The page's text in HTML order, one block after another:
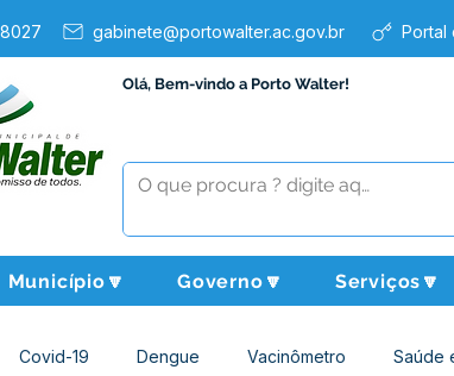
gabinete@portowalter.ac.gov.br Portal
Olá, Bem-vindo a Porto Walter!
Município🔽 Governo🔽 Serviços🔽
Covid-19 Dengue Vacinômetro Saúde